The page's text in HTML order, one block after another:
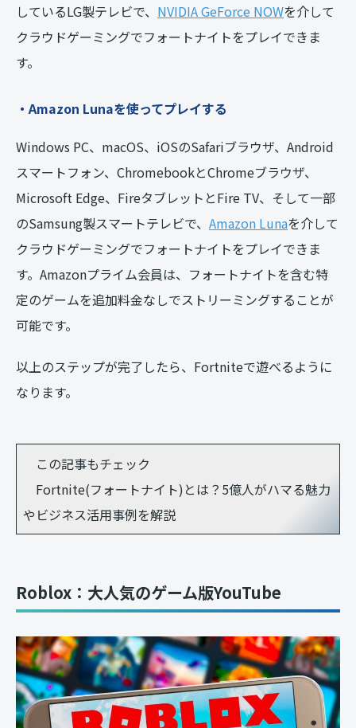
しているLG製テレビで、 NVIDIA GeForce NOWを介して
クラウドゲーミングでフォートナイトをプレイできま
す。
・Amazon Lunaを使ってプレイする
Windows PC、macOS、iOSのSafariブラウザ、Android
スマートフォン、ChromebookとChromeブラウザ、
Microsoft Edge、FireタブレットとFire TV、そして一部
のSamsung製スマートテレビで、 Amazon Lunaを介して
クラウドゲーミングでフォートナイトをプレイできま
す。Amazonプライム会員は、フォートナイトを含む特
定のゲームを追加料金なしでストリーミングすることが
可能です。
以上のステップが完了したら、Fortniteで遊べるように
なります。
この記事もチェック
Fortnite(フォートナイト)とは？5億人がハマる魅力
やビジネス活用事例を解説
Roblox：大人気のゲーム版YouTube